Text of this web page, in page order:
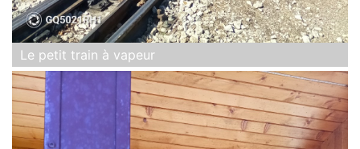
Le petit train à vapeur